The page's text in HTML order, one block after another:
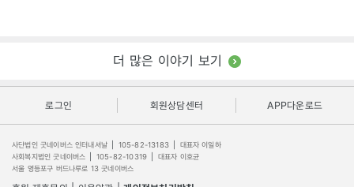
더 많은 이야기 보기
로그인 회원상담센터 APP다운로드
사단법인 굿네이버스 인터내셔날 105-82-13183
대표자 이일하
사회복지법인 굿네이버스
105-82-10319
대표자 이호균
서울 영등포구 버드나루로 13 굿네이버스